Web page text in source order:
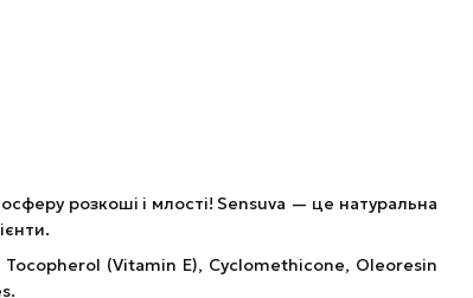
розкоші і млості! Sensuva — це натуральна
(Vitamin E), Cyclomethicone, Oleoresin